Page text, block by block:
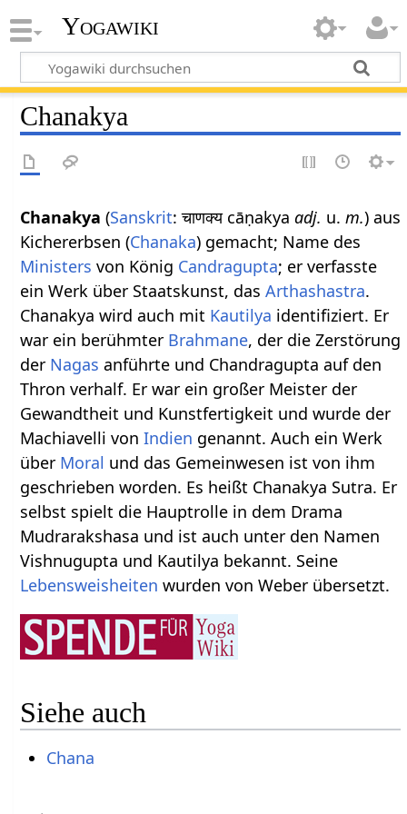
Yogawiki
Chanakya
Chanakya (Sanskrit: चाणक्य cāṇakyaadj. u.m.) aus
Kichererbsen (Chanaka) gemacht; Name des
Ministers von König Candragupta; er verfasste
ein Werk über Staatskunst, dasArthashastra.
Chanakya wird auch mit Kautilya identifiziert. Er
war ein berühmter Brahmane, der die Zerstörung
der Nagas anführte und Chandragupta auf den
Thron verhalf. Er war ein großer Meister der
Gewandtheit und Kunstfertigkeit und wurde der
Machiavelli vonIndien genannt. Auch ein Werk
über Moral und das Gemeinwesen ist von ihm
geschrieben worden. Es heißt Chanakya Sutra. Er
selbst spielt die Hauptrolle in dem Drama
Mudrarakshasa und ist auch unter den Namen
Vishnugupta und Kautilya bekannt. Seine
Lebensweisheiten wurden von Weber übersetzt.
Siehe auch
Chana